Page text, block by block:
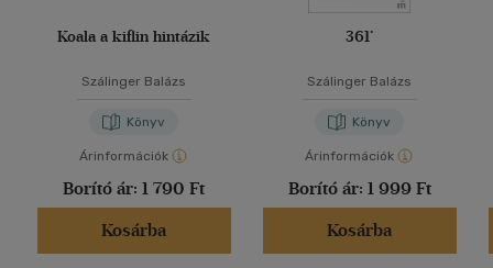
Koala a kiflin hintázik
Szálinger Balázs
Könyv
Árinformációk
Borító ár: 1 790 Ft
Kosárba
361°
Szálinger Balázs
Könyv
Árinformációk
Borító ár: 1 999 Ft
Kosárba